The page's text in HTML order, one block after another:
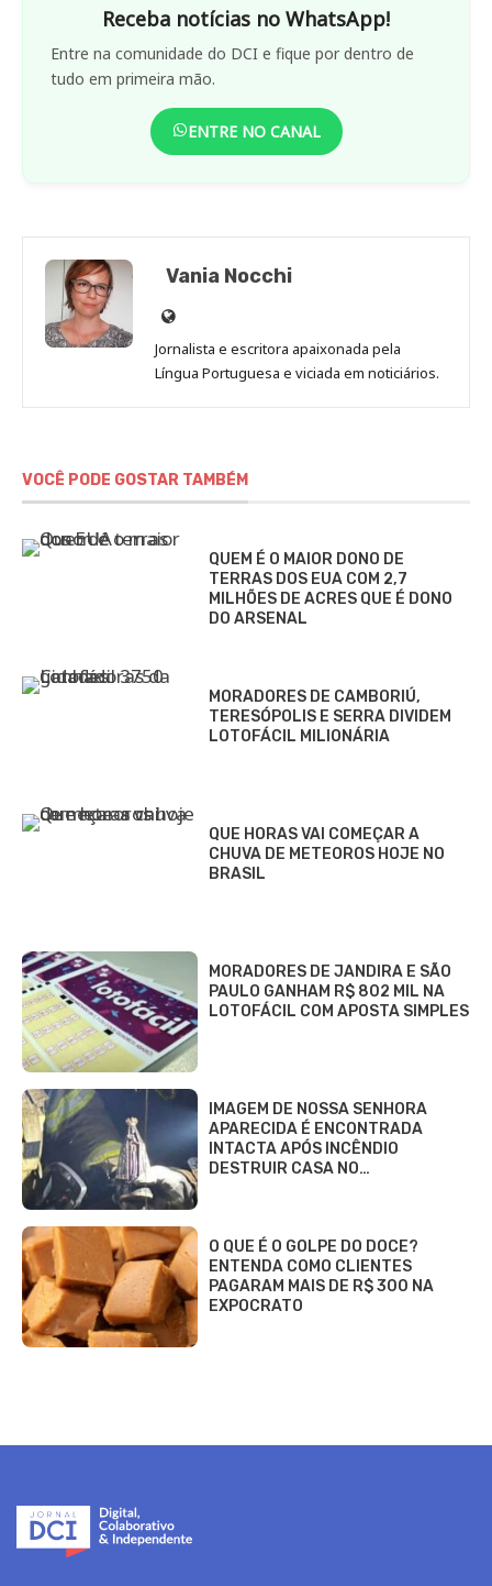
Receba notícias no WhatsApp!
Entre na comunidade do DCI e fique por dentro de
tudo em primeira mão.
ENTRE NO CANAL
Vania Nocchi
Site
de
Vania
Jornalista e escritora apaixonada pela
Língua Portuguesa e viciada em noticiários.
VOCÊ PODE GOSTAR TAMBÉM
QUEM É O MAIOR DONO DE
TERRAS DOS EUA COM 2,7
MILHÕES DE ACRES QUE É DONO
DO ARSENAL
MORADORES DE CAMBORIÚ,
TERESÓPOLIS E SERRA DIVIDEM
LOTOFÁCIL MILIONÁRIA
QUE HORAS VAI COMEÇAR A
CHUVA DE METEOROS HOJE NO
BRASIL
MORADORES DE JANDIRA E SÃO
PAULO GANHAM R$ 802 MIL NA
LOTOFÁCIL COM APOSTA SIMPLES
IMAGEM DE NOSSA SENHORA
APARECIDA É ENCONTRADA
INTACTA APÓS INCÊNDIO
DESTRUIR CASA NO…
O QUE É O GOLPE DO DOCE?
ENTENDA COMO CLIENTES
PAGARAM MAIS DE R$ 300 NA
EXPOCRATO